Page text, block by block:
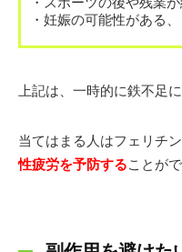
・妊娠の可能性がある
上記は、一時的に鉄不足
当てはまる人はフェリチ
性疲労を予防することが